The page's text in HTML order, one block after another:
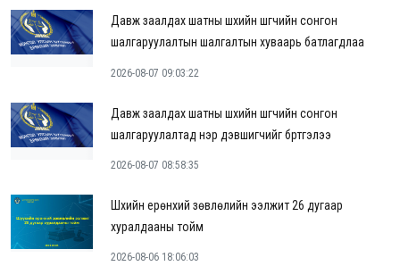
Давж заалдах шатны шүүхийн шүүгчийн сонгон
шалгаруулалтын шалгалтын хуваарь батлагдлаа
2026-08-07 09:03:22
Давж заалдах шатны шүүхийн шүүгчийн сонгон
шалгаруулалтад нэр дэвшигчийг бүртгэлээ
2026-08-07 08:58:35
Шүүхийн ерөнхий зөвлөлийн ээлжит 26 дугаар
хуралдааны тойм
2026-08-06 18:06:03